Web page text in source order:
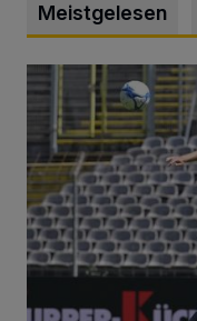
Meistgelesen
WSV: Übertragung